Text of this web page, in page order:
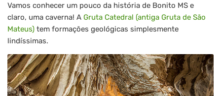
Vamos conhecer um pouco da história de Bonito MS e
claro, uma caverna! A Gruta Catedral (antiga Gruta de São
Mateus) tem formações geológicas simplesmente
lindíssimas.